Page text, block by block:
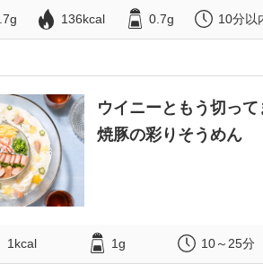
136kcal 0.7g 10分以
ウイニーともう切って
焼豚の彩りそうめん
1kcal 1g 10～25分